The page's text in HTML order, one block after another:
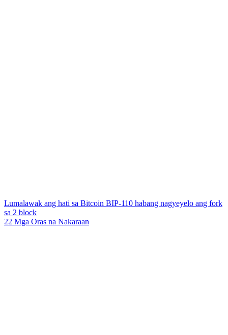
Lumalawak ang hati sa Bitcoin BIP-110 habang nagyeyelo ang fork
sa 2 block
22 Mga Oras na Nakaraan